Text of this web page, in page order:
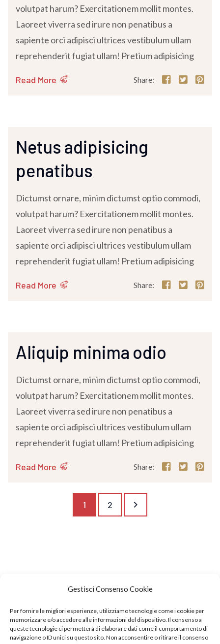
Gestisci Consenso Cookie
Per fornire le migliori esperienze, utilizziamo tecnologie come i cookie per
memorizzare e/o accedere alle informazioni del dispositivo. Il consenso a
queste tecnologie ci permetterà di elaborare dati come il comportamento di
navigazione o ID unici su questo sito. Non acconsentire o ritirare il consenso
volutpat harum? Exercitationem mollit montes.
Laoreet viverra sed irure non penatibus a
sapiente orci adipisci ultrices vestibulum ullam
reprehenderit fugiat ullam! Pretium adipisicing
Read More Share:
Netus adipisicing
penatibus
Dictumst ornare, minim dictumst optio commodi,
volutpat harum? Exercitationem mollit montes.
Laoreet viverra sed irure non penatibus a
sapiente orci adipisci ultrices vestibulum ullam
reprehenderit fugiat ullam! Pretium adipisicing
Read More Share:
Aliquip minima odio
Dictumst ornare, minim dictumst optio commodi,
volutpat harum? Exercitationem mollit montes.
Laoreet viverra sed irure non penatibus a
sapiente orci adipisci ultrices vestibulum ullam
reprehenderit fugiat ullam! Pretium adipisicing
Read More Share:
1 2 keyboard_arrow_right